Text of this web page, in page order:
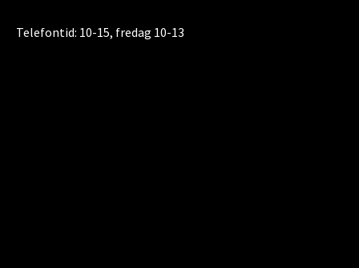
Telefontid: 10-15, fredag 10-13